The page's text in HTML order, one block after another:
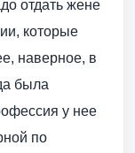
отдать жене
которые
наверное, в
была
у нее
по